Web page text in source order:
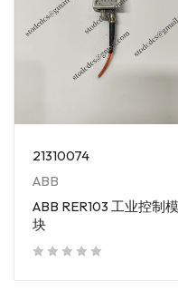
21310074
ABB
ABB RER103 工业控制模
块